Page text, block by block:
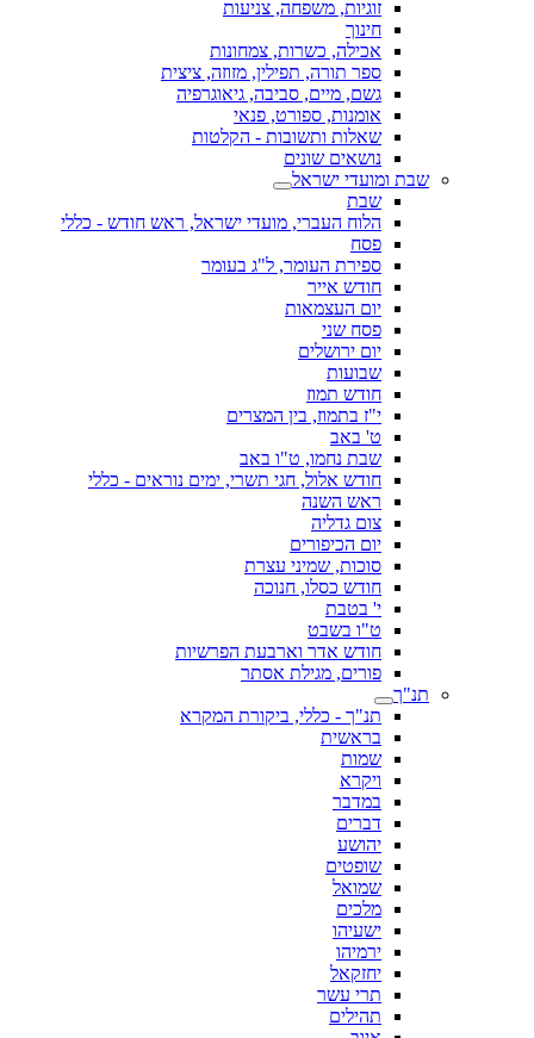
זוגיות, משפחה, צניעות
חינוך
אכילה, כשרות, צמחונות
ספר תורה, תפילין, מזוזה, ציצית
גשם, מיים, סביבה, גיאוגרפיה
אומנות, ספורט, פנאי
שאלות ותשובות - הקלטות
נושאים שונים
שבת ומועדי ישראל
שבת
הלוח העברי, מועדי ישראל, ראש חודש - כללי
פסח
ספירת העומר, ל"ג בעומר
חודש אייר
יום העצמאות
פסח שני
יום ירושלים
שבועות
חודש תמוז
י"ז בתמוז, בין המצרים
ט' באב
שבת נחמו, ט"ו באב
חודש אלול, חגי תשרי, ימים נוראים - כללי
ראש השנה
צום גדליה
יום הכיפורים
סוכות, שמיני עצרת
חודש כסלו, חנוכה
י' בטבת
ט"ו בשבט
חודש אדר וארבעת הפרשיות
פורים, מגילת אסתר
תנ"ך
תנ"ך - כללי, ביקורת המקרא
בראשית
שמות
ויקרא
במדבר
דברים
יהושע
שופטים
שמואל
מלכים
ישעיהו
ירמיהו
יחזקאל
תרי עשר
תהילים